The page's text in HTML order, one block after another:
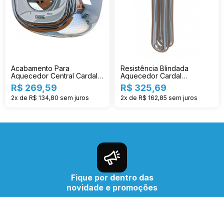
Acabamento Para
Aquecedor Central Cardal
Cr Ac214
R$ 269,59
2x de R$ 134,80 sem juros
Resistência Blindada
Aquecedor Cardal
Individual 3t Re-124/2
R$ 325,69
2x de R$ 162,85 sem juros
Fique por dentro das
novidade e promoções